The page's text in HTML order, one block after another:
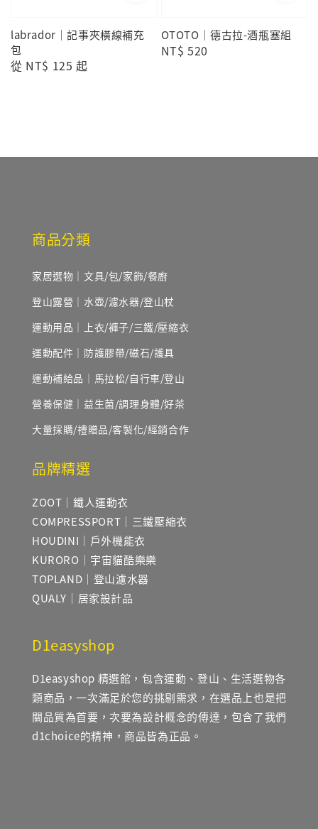
labrador｜記事夾橫線補充
包
Regular
從 NT$ 125 起
OTOTO｜德古拉-酒瓶塞組
Regular
NT$ 520
商品分類
家居選物｜文具/包/家飾/餐廚
登山露營｜水壺/濾水器/登山杖
運動用品｜上衣/褲子/三鐵/壓縮衣
運動配件｜防護膠帶/磁石/護具
運動補給品｜馬拉松/自行車/登山
營養保健｜益生菌/調理身體/好茶
大量採購/禮贈品/客製化/經銷合作
品牌精選
ZOOT｜鐵人運動衣
COMPRESSPORT｜三鐵壓縮衣
HOUDINI｜戶外機能衣
KURORO｜宇宙貓酷樂樂
TOPLAND｜登山濾水器
QUALY｜居家設計品
D1easyshop
D1easyshop 精選館，包含運動、登山、生活選物各
類商品，一次滿足於您的挑剔需求，在選品上也是把
關品質為首要，次要為設計概念的傳達，包含了我們
d1choice的精神，商品皆為正品。